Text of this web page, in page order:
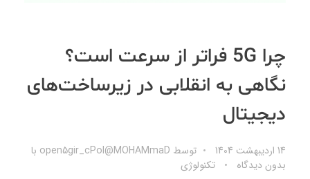
چرا 5G فراتر از سرعت است؟
نگاهی به انقلابی در زیرساخت‌های
دیجیتال
14 اردیبهشت 1404 توسط open5gir_cPol@MOHAMmaD با
بدون دیدگاه
تکنولوژی